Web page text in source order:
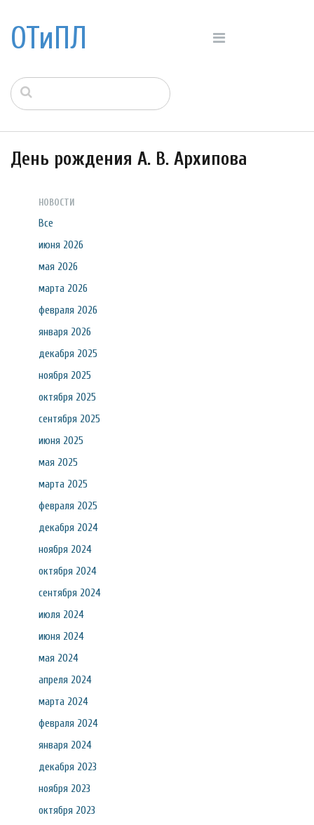
ОТиПЛ
День рождения А. В. Архипова
НОВОСТИ
Все
июня 2026
мая 2026
марта 2026
февраля 2026
января 2026
декабря 2025
ноября 2025
октября 2025
сентября 2025
июня 2025
мая 2025
марта 2025
февраля 2025
декабря 2024
ноября 2024
октября 2024
сентября 2024
июля 2024
июня 2024
мая 2024
апреля 2024
марта 2024
февраля 2024
января 2024
декабря 2023
ноября 2023
октября 2023